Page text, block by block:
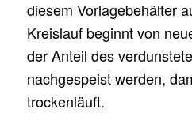
diesem Vorlagebehälter
Kreislauf beginnt von
der Anteil des
nachgespeist werden,
trockenläuft.